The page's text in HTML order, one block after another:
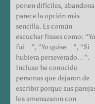
ponen difíciles,
parece la opción más
sencilla. Es común
escuchar frases como: “Yo
fui…”, “Yo quise…”, “Si
hubiera perseverado…”.
Incluso he conocido
personas que dejaron de
escribir porque sus
los amenazaron con